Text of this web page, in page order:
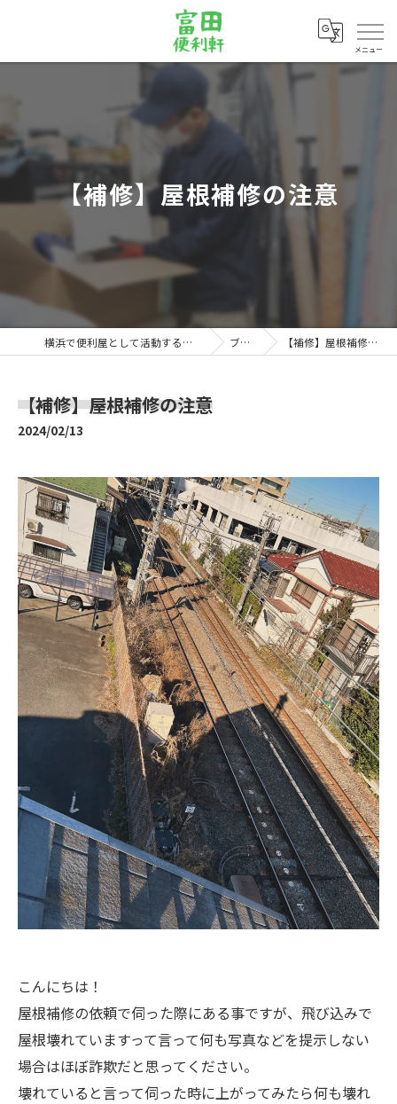
メニュー
【補修】屋根補修の注意
横浜で便利屋として活動する富田便利軒 ブログ 【補修】屋根補修の注意
【補修】屋根補修の注意
2024/02/13
こんにちは！
屋根補修の依頼で伺った際にある事ですが、飛び込みで
屋根壊れていますって言って何も写真などを提示しない
場合はほぼ詐欺だと思ってください。
壊れていると言って伺った時に上がってみたら何も壊れ